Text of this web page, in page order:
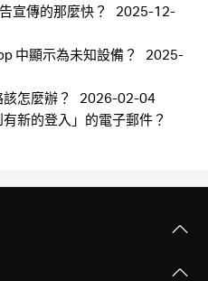
宣傳的那麼快？
2025-12-
中顯示為未知設備？
2025-
怎麼辦？
2026-02-04
新的登入」的電子郵件？